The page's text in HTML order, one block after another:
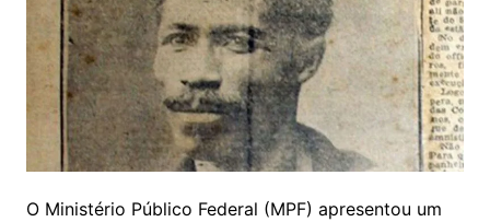
O Ministério Público Federal (MPF) apresentou um